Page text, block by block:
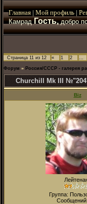
Главная | Мой профиль |
КамрадГость,добро
Страница 11 из 12 « 1 2 …
Форум » Россия/СССР - галерея
Churchill Mk III
Biz
Группа:
Сообщений: